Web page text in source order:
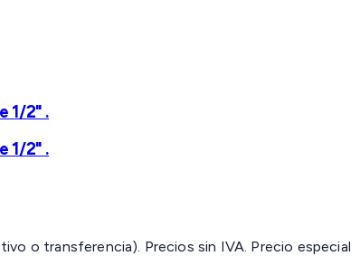
1/2" .
1/2" .
o transferencia). Precios sin IVA. Precio especial